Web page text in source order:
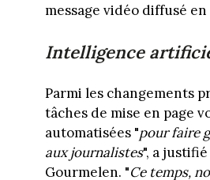
message vidéo diffusé
Intelligence
Parmi les changements
tâches de mise en page
automatisées "pour faire
aux journalistes", a
Gourmelen. "Ce temps,